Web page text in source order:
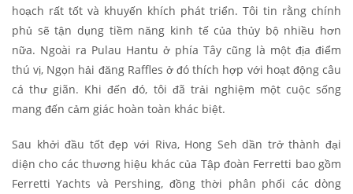
hoạch rất tốt và khuyến khích phát triển. Tôi tin rằng chính
phủ sẽ tận dụng tiềm năng kinh tế của thủy bộ nhiều hơn
nữa. Ngoài ra Pulau Hantu ở phía Tây cũng là một địa điểm
thú vị, Ngọn hải đăng Raffles ở đó thích hợp với hoạt động câu
cá thư giãn. Khi đến đó, tôi đã trải nghiệm một cuộc sống
mang đến cảm giác hoàn toàn khác biệt.
Sau khởi đầu tốt đẹp với Riva, Hong Seh dần trở thành đại
diện cho các thương hiệu khác của Tập đoàn Ferretti bao gồm
Ferretti Yachts và Pershing, đồng thời phân phối các dòng